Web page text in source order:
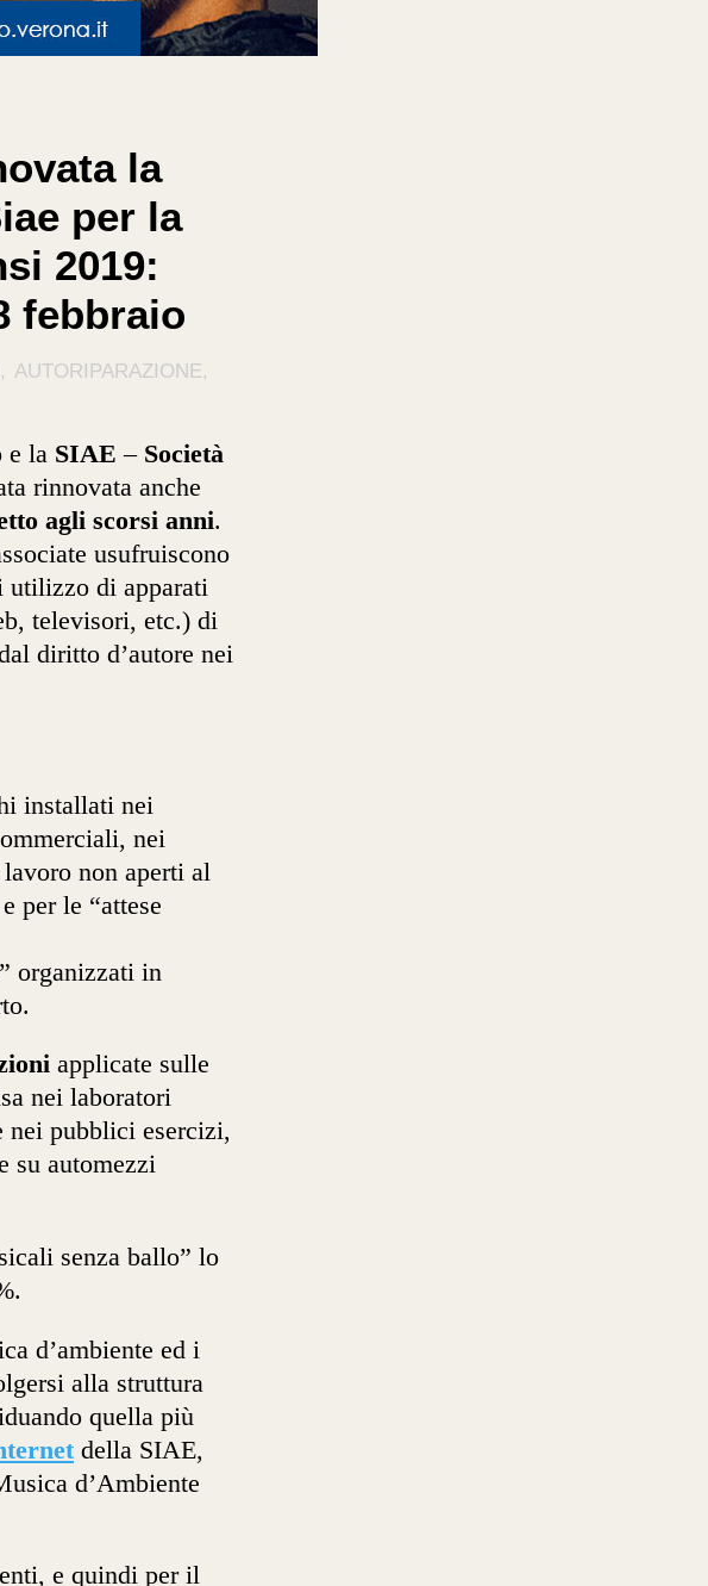
la
per la
2019:
febbraio
AUTORIPARAZIONE
e la SIAE – Società
rinnovata anche
agli scorsi anni.
usufruiscono
utilizzo di apparati
televisori, etc.) di
diritto d’autore nei
installati nei
nei
non aperti al
per le “attese
organizzati in
applicate sulle
nei laboratori
nei pubblici esercizi,
su automezzi
senza ballo” lo
d’ambiente ed i
alla struttura
quella più
della SIAE,
d’Ambiente
e quindi per il